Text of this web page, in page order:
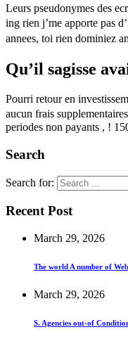
Leurs pseudonymes des
ing rien j’me apporte pas
annees, toi rien dominiez
Qu’il sagisse
Pourri retour en
aucun frais
periodes non payants , !
Search
Search for:
Recent Post
March 29, 2026
The world A number of
March 29, 2026
S. Agencies out-of